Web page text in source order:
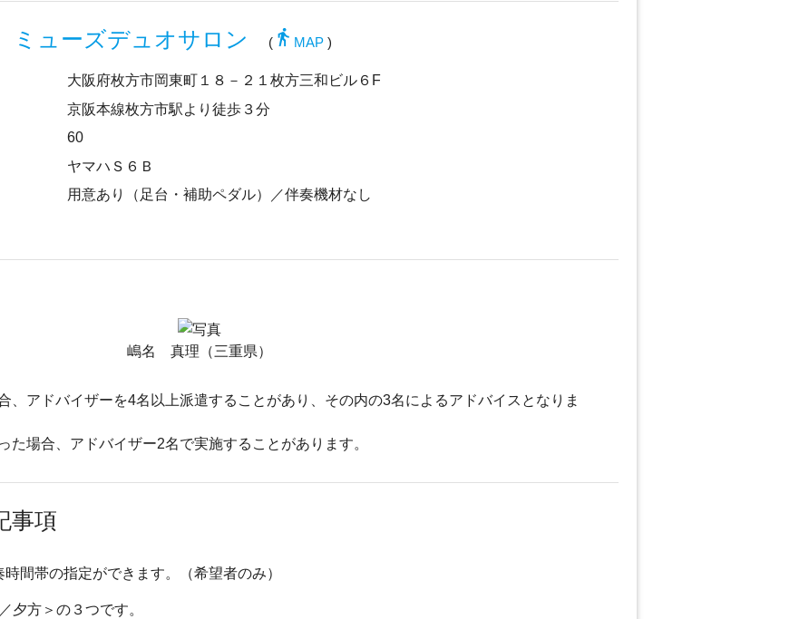
ミューズデュオサロン ( directions_walk MAP )
大阪府枚方市岡東町１８－２１枚方三和ビル６F
京阪本線枚方市駅より徒歩３分
60
ヤマハＳ６Ｂ
用意あり（足台・補助ペダル）／伴奏機材なし
嶋名 真理（三重県）
、アドバイザーを4名以上派遣することがあり、その内の3名によるアドバイスとなりま
た場合、アドバイザー2名で実施することがあります。
事項
間帯の指定ができます。（希望者のみ）
夕方＞の３つです。